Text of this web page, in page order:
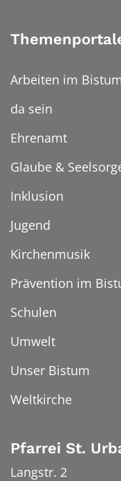
Arbeiten im
da sein
Ehrenamt
Glaube &
Inklusion
Jugend
Kirchenmusik
Prävention im
Schulen
Umwelt
Unser Bistum
Weltkirche
Pfarrei St.
Langstr. 2